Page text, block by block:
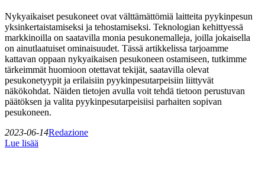
Nykyaikaiset pesukoneet ovat välttämättömiä laitteita pyykinpesun
yksinkertaistamiseksi ja tehostamiseksi. Teknologian kehittyessä
markkinoilla on saatavilla monia pesukonemalleja, joilla jokaisella
on ainutlaatuiset ominaisuudet. Tässä artikkelissa tarjoamme
kattavan oppaan nykyaikaisen pesukoneen ostamiseen, tutkimme
tärkeimmät huomioon otettavat tekijät, saatavilla olevat
pesukonetyypit ja erilaisiin pyykinpesutarpeisiin liittyvät
näkökohdat. Näiden tietojen avulla voit tehdä tietoon perustuvan
päätöksen ja valita pyykinpesutarpeisiisi parhaiten sopivan
pesukoneen.
2023-06-14Redazione
Lue lisää